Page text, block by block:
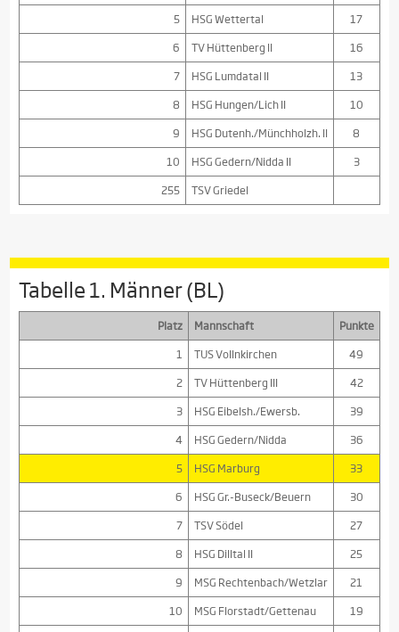
5
HSG Wettertal
17
6
TV Hüttenberg II
16
7
HSG Lumdatal II
13
8
HSG Hungen/Lich II
10
9
HSG Dutenh./Münchholzh. II
8
10
HSG Gedern/Nidda II
3
255
TSV Griedel
Tabelle 1. Männer (BL)
Platz Mannschaft
Punkte
1
TUS Vollnkirchen
49
2
TV Hüttenberg III
42
3
HSG Eibelsh./Ewersb.
39
4
HSG Gedern/Nidda
36
5
HSG Marburg
33
6
HSG Gr.-Buseck/Beuern
30
7
TSV Södel
27
8
HSG Dilltal II
25
9
MSG Rechtenbach/Wetzlar
21
10
MSG Florstadt/Gettenau
19